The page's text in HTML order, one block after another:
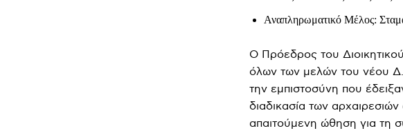
Αναπληρωματικό Μέλος:
Ο Πρόεδρος του
όλων των μελών του νέου
την εμπιστοσύνη που
διαδικασία των
απαιτούμενη ώθηση για τη